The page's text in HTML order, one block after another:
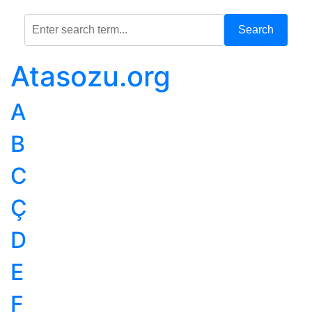
Search
Atasozu.org
A
B
C
Ç
D
E
F